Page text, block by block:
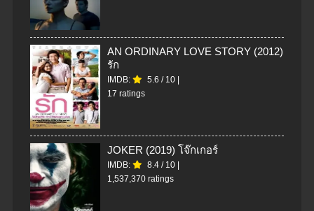
AN ORDINARY LOVE STORY (2012)
รัก
IMDB: 5.6 / 10
17 ratings
JOKER (2019) โจ๊กเกอร์
IMDB: 8.4 / 10
1,537,370 ratings